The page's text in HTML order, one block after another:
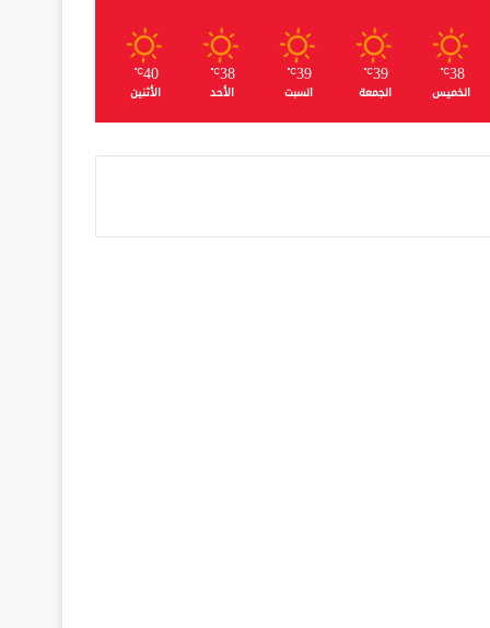
38
℃
الخميس
39
℃
الجمعة
39
℃
السبت
38
℃
الأحد
40
℃
الأثنين